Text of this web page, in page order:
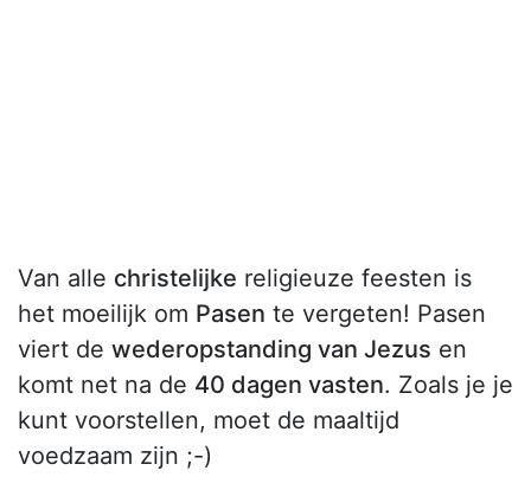
Van alle christelijke religieuze feesten is
het moeilijk om Pasen te vergeten! Pasen
viert de wederopstanding van Jezus en
komt net na de 40 dagen vasten. Zoals je je
kunt voorstellen, moet de maaltijd
voedzaam zijn ;-)